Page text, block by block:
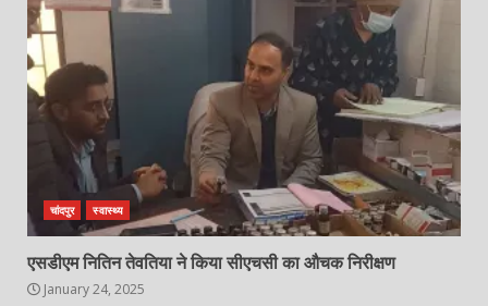
चांदपुर स्वास्थ्य
एसडीएम नितिन तेवतिया ने किया सीएचसी का औचक निरीक्षण
January 24, 2025